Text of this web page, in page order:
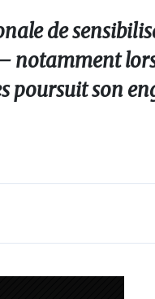
de
notamment
poursuit son